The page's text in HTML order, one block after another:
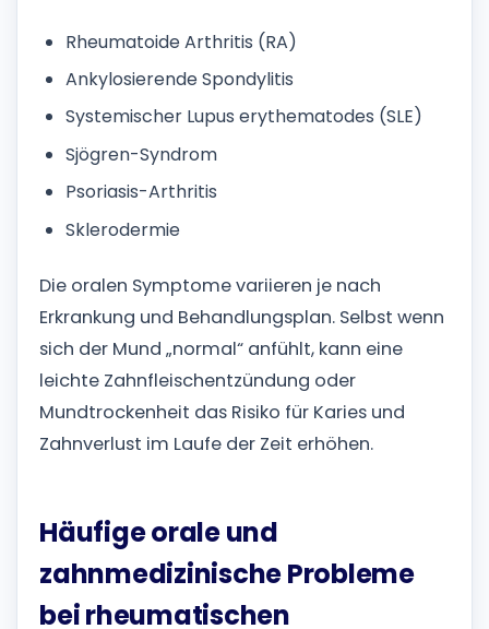
Rheumatoide Arthritis (RA)
Ankylosierende Spondylitis
Systemischer Lupus erythematodes (SLE)
Sjögren-Syndrom
Psoriasis-Arthritis
Sklerodermie
Die oralen Symptome variieren je nach
Erkrankung und Behandlungsplan. Selbst wenn
sich der Mund „normal“ anfühlt, kann eine
leichte Zahnfleischentzündung oder
Mundtrockenheit das Risiko für Karies und
Zahnverlust im Laufe der Zeit erhöhen.
Häufige orale und
zahnmedizinische Probleme
bei rheumatischen